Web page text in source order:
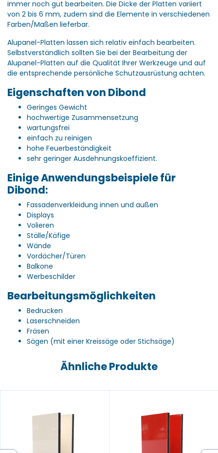
immer noch gut bearbeiten. Die Dicke der Platten variiert
von 2 bis 6 mm, zudem sind die Elemente in verschiedenen
Farben/Maßen lieferbar.
Alupanel-Platten lassen sich relativ einfach bearbeiten.
Selbstverständlich sollten Sie bei der Bearbeitung der
Alupanel-Platten auf die Qualität Ihrer Werkzeuge und auf
die entsprechende persönliche Schutzausrüstung achten.
Eigenschaften von Dibond
Geringes Gewicht
hochwertige Zusammensetzung
wartungsfrei
einfach zu reinigen
hohe Feuerbeständigkeit
sehr geringer Ausdehnungskoeffizient.
Einige Anwendungsbeispiele für
Dibond:
Fassadenverkleidung innen und außen
Displays
Volieren
Ställe/Käfige
Wände
Vordächer/Türen
Balkone
Werbeschilder
Bearbeitungsmöglichkeiten
Bedrucken
Laserschneiden
Fräsen
Sägen (mit einer Kreissäge oder Stichsäge)
Ähnliche Produkte